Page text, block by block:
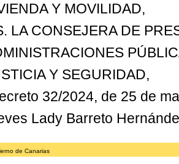
Y MOVILIDAD,
LA CONSEJERA DE
Y SEGURIDAD,
32/2024, de 25 de
Lady Barreto
de Canarias